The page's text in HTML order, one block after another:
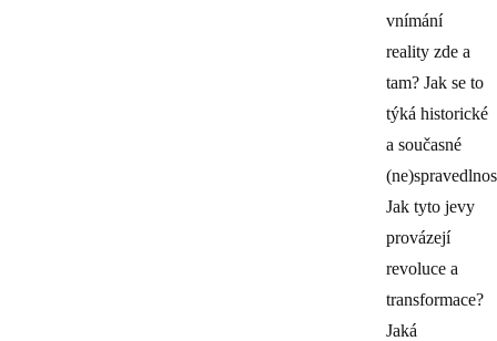
vnímání
reality zde a
tam? Jak se to
týká historické
a současné
Jak tyto jevy
provázejí
revoluce a
transformace?
Jaká